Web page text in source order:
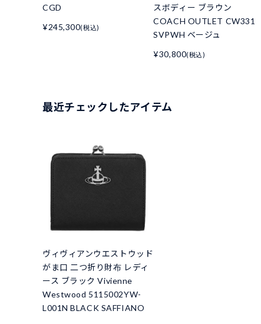
CGD
¥245,300(税込)
スボディー ブラウン
COACH OUTLET CW331
SVPWH ベージュ
¥30,800(税込)
最近チェックしたアイテム
ヴィヴィアンウエストウッド
がま口 二つ折り財布 レディ
ース ブラック Vivienne
Westwood 5115002YW-
L001N BLACK SAFFIANO